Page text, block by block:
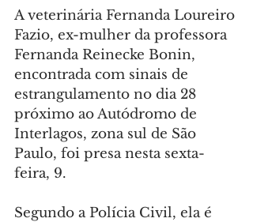
A veterinária Fernanda Loureiro
Fazio, ex-mulher da professora
Fernanda Reinecke Bonin,
encontrada com sinais de
estrangulamento no dia 28
próximo ao Autódromo de
Interlagos, zona sul de São
Paulo, foi presa nesta sexta-
feira, 9.
Segundo a Polícia Civil, ela é